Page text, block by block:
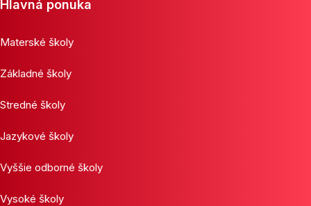
Hlavná ponuka
Materské školy
Základné školy
Stredné školy
Jazykové školy
Vyššie odborné školy
Vysoké školy